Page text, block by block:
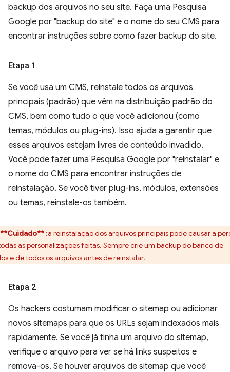
backup dos arquivos no seu site. Faça uma Pesquisa
Google por "backup do site" e o nome do seu CMS para
encontrar instruções sobre como fazer backup do site.
Etapa 1
Se você usa um CMS, reinstale todos os arquivos
principais (padrão) que vêm na distribuição padrão do
CMS, bem como tudo o que você adicionou (como
temas, módulos ou plug-ins). Isso ajuda a garantir que
esses arquivos estejam livres de conteúdo invadido.
Você pode fazer uma Pesquisa Google por "reinstalar" e
o nome do CMS para encontrar instruções de
reinstalação. Se você tiver plug-ins, módulos, extensões
ou temas, reinstale-os também.
**Cuidado** :a reinstalação dos arquivos principais pode causar a
as personalizações feitas. Sempre crie um backup do banco de
e de todos os arquivos antes de reinstalar.
Etapa 2
Os hackers costumam modificar o sitemap ou adicionar
novos sitemaps para que os URLs sejam indexados mais
rapidamente. Se você já tinha um arquivo do sitemap,
verifique o arquivo para ver se há links suspeitos e
remova-os. Se houver arquivos de sitemap que você